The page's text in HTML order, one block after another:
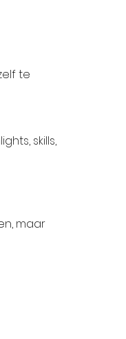
te
skills,